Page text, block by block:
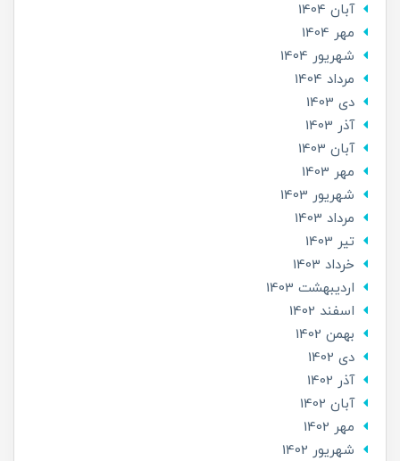
آبان 1404
مهر 1404
شهریور 1404
مرداد 1404
دی 1403
آذر 1403
آبان 1403
مهر 1403
شهریور 1403
مرداد 1403
تير 1403
خرداد 1403
ارديبهشت 1403
اسفند 1402
بهمن 1402
دی 1402
آذر 1402
آبان 1402
مهر 1402
شهریور 1402